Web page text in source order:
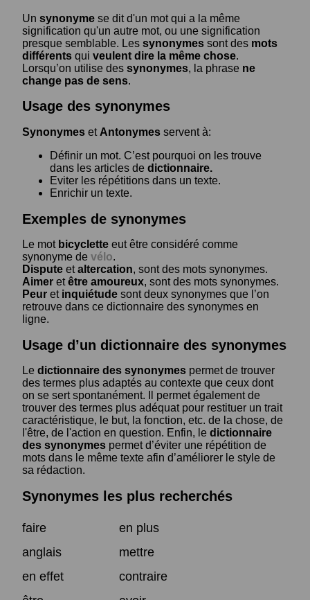
Un synonyme se dit d'un mot qui a la même
signification qu'un autre mot, ou une signification
presque semblable. Les synonymes sont des mots
différents qui veulent dire la même chose.
Lorsqu’on utilise des synonymes, la phrase ne
change pas de sens.
Usage des synonymes
Synonymes et Antonymes servent à:
Définir un mot. C’est pourquoi on les trouve
dans les articles de dictionnaire.
Eviter les répétitions dans un texte.
Enrichir un texte.
Exemples de synonymes
Le mot bicyclette eut être considéré comme
synonyme de vélo.
Dispute etaltercation, sont des mots synonymes.
Aimer etêtre amoureux, sont des mots synonymes.
Peur et inquiétude sont deux synonymes que l’on
retrouve dans ce dictionnaire des synonymes en
ligne.
Usage d’un dictionnaire des synonymes
Le dictionnaire des synonymes permet de trouver
des termes plus adaptés au contexte que ceux dont
on se sert spontanément. Il permet également de
trouver des termes plus adéquat pour restituer un trait
caractéristique, le but, la fonction, etc. de la chose, de
l'être, de l'action en question. Enfin, le dictionnaire
des synonymes permet d’éviter une répétition de
mots dans le même texte afin d’améliorer le style de
sa rédaction.
Synonymes les plus recherchés
faire
en plus
anglais
mettre
en effet
contraire